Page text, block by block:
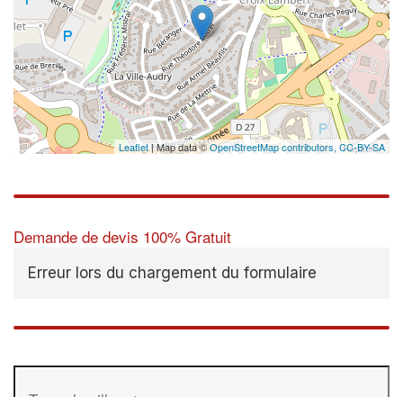
Leaflet| Map data ©OpenStreetMap contributors, CC-BY-SA
Demande de devis 100% Gratuit
Erreur lors du chargement du formulaire